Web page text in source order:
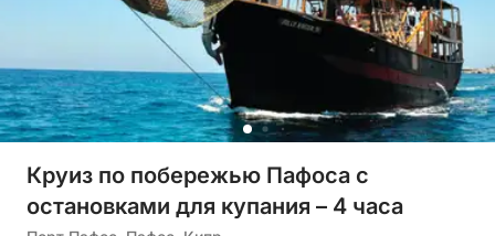
Круиз по побережью Пафоса с
остановками для купания – 4 часа